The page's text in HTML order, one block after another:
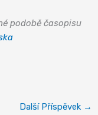
podobě časopisu
Další Příspěvek →